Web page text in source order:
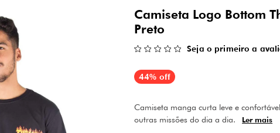
Camiseta Logo Bottom
Preto
Seja o primeiro a
44% off
Camiseta manga curta leve e
outras missões do dia a dia.
Ler mais